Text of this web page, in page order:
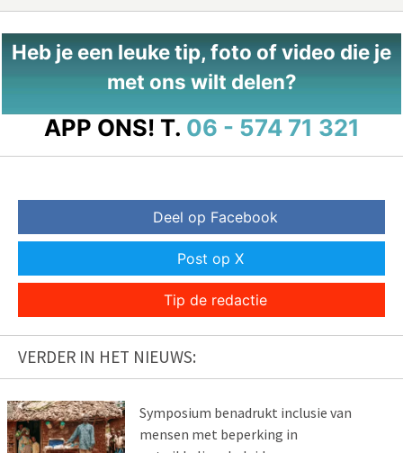
Heb je een leuke tip, foto of video die je
met ons wilt delen?
APP ONS! T. 06 - 574 71 321
Deel op Facebook
Post op X
Tip de redactie
VERDER IN HET NIEUWS:
Symposium benadrukt inclusie van
mensen met beperking in